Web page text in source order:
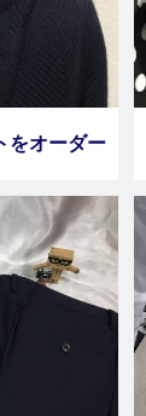
をオーダー